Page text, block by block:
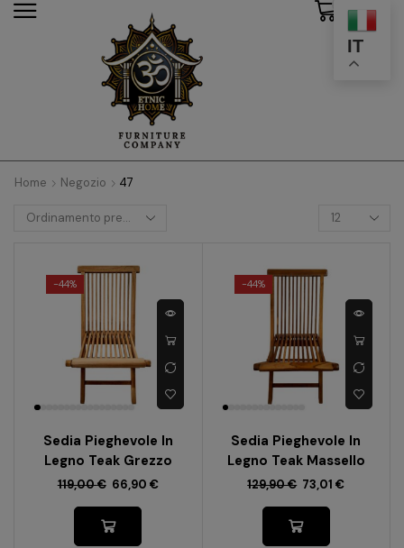
IT
Home Negozio 47
-44%
Sedia Pieghevole In
Legno Teak Grezzo
119,00€ 66,90 €
-44%
Sedia Pieghevole In
Legno Teak Massello
129,90€ 73,01€